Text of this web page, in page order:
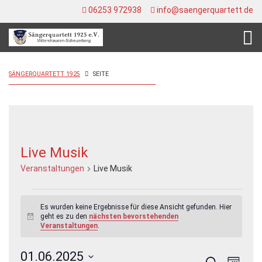
06253 972938 info@saengerquartett.de
SÄNGERQUARTETT 1925 SEITE
Live Musik
Veranstaltungen Live Musik
Hinweis
Es wurden keine Ergebnisse für diese Ansicht gefunden. Hier
geht es zu den nächsten bevorstehenden
Veranstaltungen.
01.06.2025